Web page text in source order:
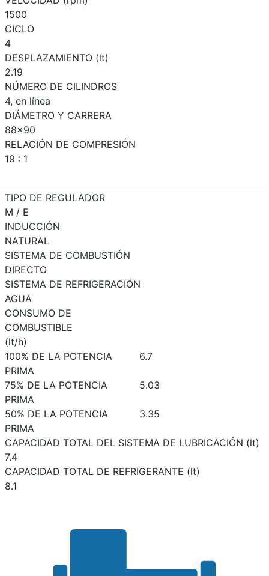
1500
CICLO
4
DESPLAZAMIENTO (lt)
2.19
NÚMERO DE CILINDROS
4, en línea
DIÁMETRO Y CARRERA
88x90
RELACIÓN DE COMPRESIÓN
19 : 1
TIPO DE REGULADOR
M / E
INDUCCIÓN
NATURAL
SISTEMA DE COMBUSTIÓN
DIRECTO
SISTEMA DE REFRIGERACIÓN
AGUA
CONSUMO DE
COMBUSTIBLE
(lt/h)
100% DE LA POTENCIA
PRIMA
6.7
75% DE LA POTENCIA
PRIMA
5.03
50% DE LA POTENCIA
PRIMA
3.35
CAPACIDAD TOTAL DEL SISTEMA DE LUBRICACIÓN (lt)
7.4
CAPACIDAD TOTAL DE REFRIGERANTE (lt)
8.1